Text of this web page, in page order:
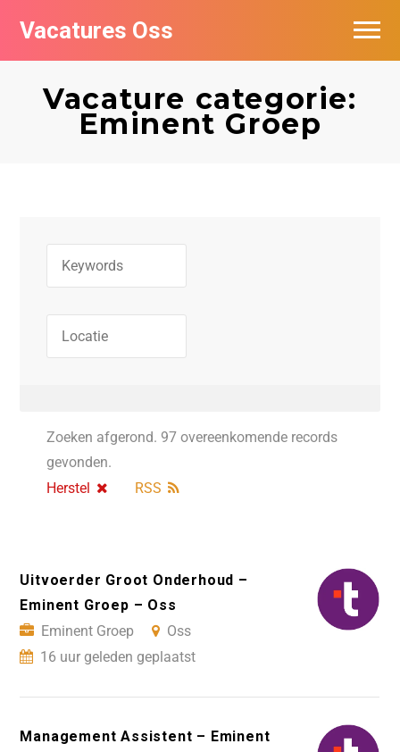
Vacatures Oss
Vacature categorie:
Eminent Groep
Zoeken afgerond. 97 overeenkomende records
gevonden.
Herstel
RSS
Uitvoerder Groot Onderhoud –
Eminent Groep – Oss
Eminent Groep
Oss
16 uur geleden geplaatst
Management Assistent – Eminent